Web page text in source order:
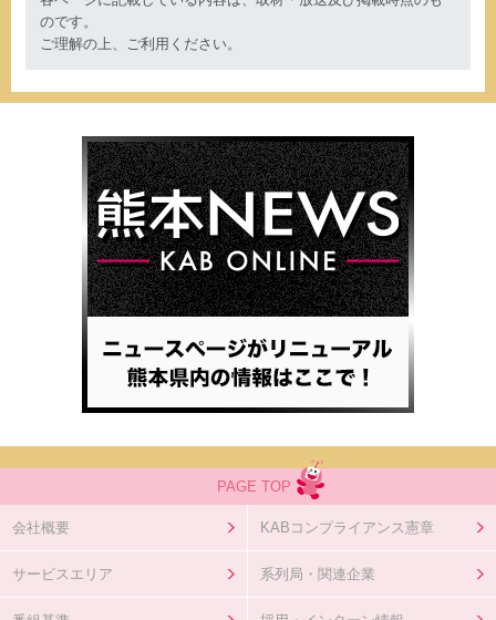
のです。
ご理解の上、ご利用ください。
PAGE TOP
会社概要 KABコンプライアンス憲章
サービスエリア 系列局・関連企業